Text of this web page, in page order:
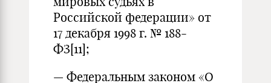
Российской федерации» от
17 декабря 1998 г. № 188-
ФЗ[11];
— Федеральным законом «О